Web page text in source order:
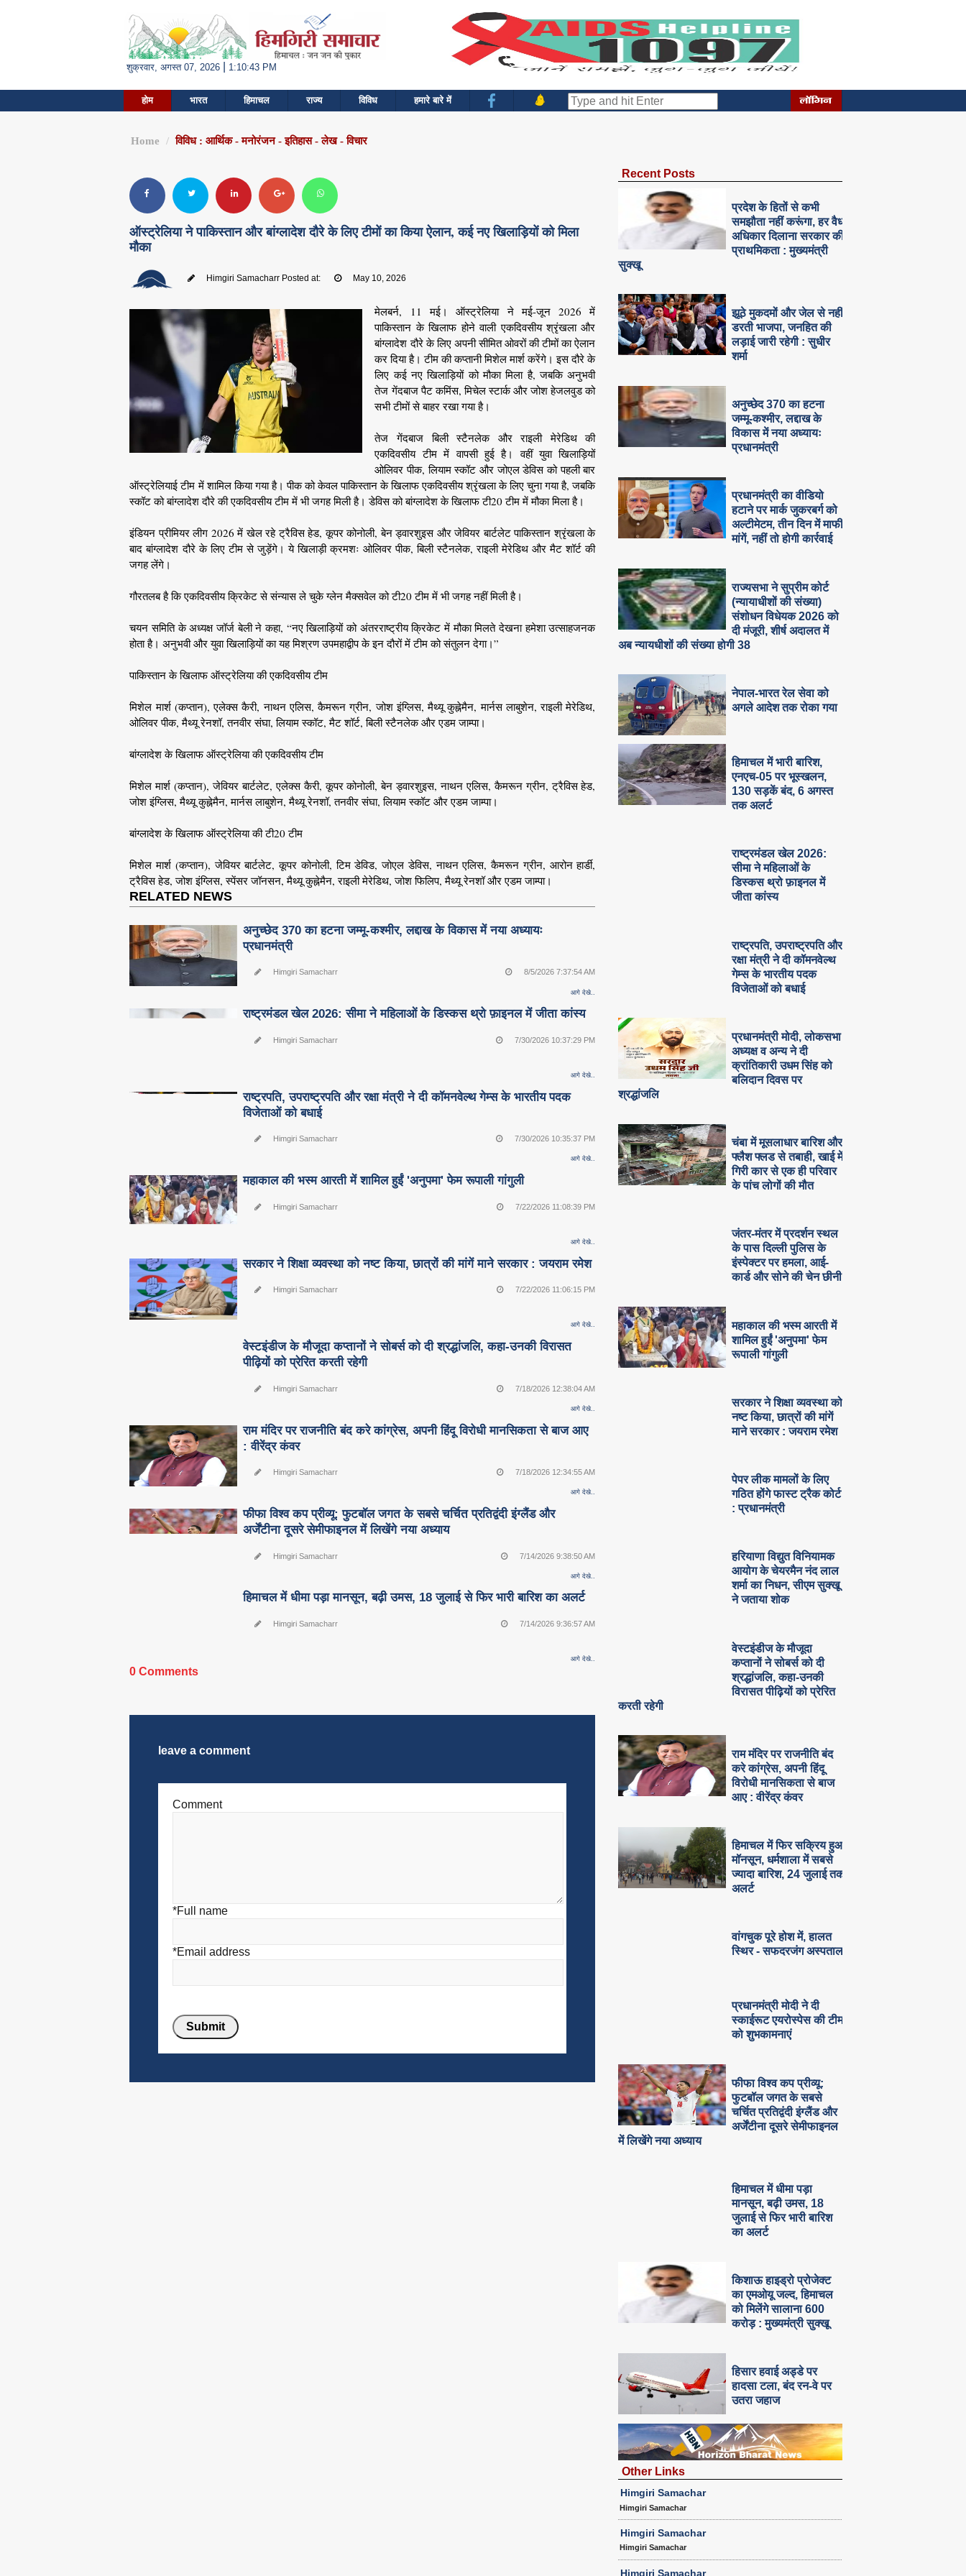
शुक्रवार, अगस्त 07, 2026 1:10:43 PM
होम भारत हिमाचल राज्य विविध हमारे बारे में
Home विविध : आर्थिक - मनोरंजन - इतिहास - लेख - विचार
ऑस्ट्रेलिया ने पाकिस्तान और बांग्लादेश दौरे के लिए टीमों का किया ऐलान, कई नए खिलाड़ियों को मिला
मौका
Himgiri Samacharr Posted at: May 10, 2026
मेलबर्न, 11 मई। ऑस्ट्रेलिया ने मई-जून 2026 में
पाकिस्तान के खिलाफ होने वाली एकदिवसीय श्रृंखला और
बांग्लादेश दौरे के लिए अपनी सीमित ओवरों की टीमों का ऐलान
कर दिया है। टीम की कप्तानी मिशेल मार्श करेंगे। इस दौरे के
लिए कई नए खिलाड़ियों को मौका मिला है, जबकि अनुभवी
तेज गेंदबाज पैट कमिंस, मिचेल स्टार्क और जोश हेजलवुड को
सभी टीमों से बाहर रखा गया है।
तेज गेंदबाज बिली स्टैनलेक और राइली मेरेडिथ की
एकदिवसीय टीम में वापसी हुई है। वहीं युवा खिलाड़ियों
ओलिवर पीक, लियाम स्कॉट और जोएल डेविस को पहली बार
ऑस्ट्रेलियाई टीम में शामिल किया गया है। पीक को केवल पाकिस्तान के खिलाफ एकदिवसीय श्रृंखला के लिए चुना गया है, जबकि
स्कॉट को बांग्लादेश दौरे की एकदिवसीय टीम में भी जगह मिली है। डेविस को बांग्लादेश के खिलाफ टी20 टीम में मौका मिला है।
इंडियन प्रीमियर लीग 2026 में खेल रहे ट्रैविस हेड, कूपर कोनोली, बेन ड्वारशुइस और जेवियर बार्टलेट पाकिस्तान श्रृंखला के
बाद बांग्लादेश दौरे के लिए टीम से जुड़ेंगे। ये खिलाड़ी क्रमशः ओलिवर पीक, बिली स्टैनलेक, राइली मेरेडिथ और मैट शॉर्ट की
जगह लेंगे।
गौरतलब है कि एकदिवसीय क्रिकेट से संन्यास ले चुके ग्लेन मैक्सवेल को टी20 टीम में भी जगह नहीं मिली है।
चयन समिति के अध्यक्ष जॉर्ज बेली ने कहा, “नए खिलाड़ियों को अंतरराष्ट्रीय क्रिकेट में मौका मिलते देखना हमेशा उत्साहजनक
होता है। अनुभवी और युवा खिलाड़ियों का यह मिश्रण उपमहाद्वीप के इन दौरों में टीम को संतुलन देगा।”
पाकिस्तान के खिलाफ ऑस्ट्रेलिया की एकदिवसीय टीम
मिशेल मार्श (कप्तान), एलेक्स कैरी, नाथन एलिस, कैमरून ग्रीन, जोश इंग्लिस, मैथ्यू कुह्नेमैन, मार्नस लाबुशेन, राइली मेरेडिथ,
ओलिवर पीक, मैथ्यू रेनशॉ, तनवीर संघा, लियाम स्कॉट, मैट शॉर्ट, बिली स्टैनलेक और एडम जाम्पा।
बांग्लादेश के खिलाफ ऑस्ट्रेलिया की एकदिवसीय टीम
मिशेल मार्श (कप्तान), जेवियर बार्टलेट, एलेक्स कैरी, कूपर कोनोली, बेन ड्वारशुइस, नाथन एलिस, कैमरून ग्रीन, ट्रैविस हेड,
जोश इंग्लिस, मैथ्यू कुह्नेमैन, मार्नस लाबुशेन, मैथ्यू रेनशॉ, तनवीर संघा, लियाम स्कॉट और एडम जाम्पा।
बांग्लादेश के खिलाफ ऑस्ट्रेलिया की टी20 टीम
मिशेल मार्श (कप्तान), जेवियर बार्टलेट, कूपर कोनोली, टिम डेविड, जोएल डेविस, नाथन एलिस, कैमरून ग्रीन, आरोन हार्डी,
ट्रैविस हेड, जोश इंग्लिस, स्पेंसर जॉनसन, मैथ्यू कुह्नेमैन, राइली मेरेडिथ, जोश फिलिप, मैथ्यू रेनशॉ और एडम जाम्पा।
RELATED NEWS
अनुच्छेद 370 का हटना जम्मू-कश्मीर, लद्दाख के विकास में नया अध्यायः
प्रधानमंत्री
Himgiri Samacharr 8/5/2026 7:37:54 AM
आगे देखे..
राष्ट्रमंडल खेल 2026: सीमा ने महिलाओं के डिस्कस थ्रो फ़ाइनल में जीता कांस्य
Himgiri Samacharr 7/30/2026 10:37:29 PM
आगे देखे..
राष्ट्रपति, उपराष्ट्रपति और रक्षा मंत्री ने दी कॉमनवेल्थ गेम्स के भारतीय पदक
विजेताओं को बधाई
Himgiri Samacharr 7/30/2026 10:35:37 PM
आगे देखे..
महाकाल की भस्म आरती में शामिल हुईं 'अनुपमा' फेम रूपाली गांगुली
Himgiri Samacharr 7/22/2026 11:08:39 PM
आगे देखे..
सरकार ने शिक्षा व्यवस्था को नष्ट किया, छात्रों की मांगें माने सरकार : जयराम रमेश
Himgiri Samacharr 7/22/2026 11:06:15 PM
आगे देखे..
वेस्टइंडीज के मौजूदा कप्तानों ने सोबर्स को दी श्रद्धांजलि, कहा-उनकी विरासत
पीढ़ियों को प्रेरित करती रहेगी
Himgiri Samacharr 7/18/2026 12:38:04 AM
आगे देखे..
राम मंदिर पर राजनीति बंद करे कांग्रेस, अपनी हिंदू विरोधी मानसिकता से बाज आए
: वीरेंद्र कंवर
Himgiri Samacharr 7/18/2026 12:34:55 AM
आगे देखे..
फीफा विश्व कप प्रीव्यू: फुटबॉल जगत के सबसे चर्चित प्रतिद्वंदी इंग्लैंड और
अर्जेंटीना दूसरे सेमीफाइनल में लिखेंगे नया अध्याय
Himgiri Samacharr 7/14/2026 9:38:50 AM
आगे देखे..
हिमाचल में धीमा पड़ा मानसून, बढ़ी उमस, 18 जुलाई से फिर भारी बारिश का अलर्ट
Himgiri Samacharr 7/14/2026 9:36:57 AM
आगे देखे..
0 Comments
leave a comment
Comment
*Full name
*Email address
Recent Posts
प्रदेश के हितों से कभी
समझौता नहीं करूंगा, हर वैध
अधिकार दिलाना सरकार की
प्राथमिकता : मुख्यमंत्री
सुक्खू
झूठे मुकदमों और जेल से नहीं
डरती भाजपा, जनहित की
लड़ाई जारी रहेगी : सुधीर
शर्मा
अनुच्छेद 370 का हटना
जम्मू-कश्मीर, लद्दाख के
विकास में नया अध्यायः
प्रधानमंत्री
प्रधानमंत्री का वीडियो
हटाने पर मार्क जुकरबर्ग को
अल्टीमेटम, तीन दिन में माफी
मांगें, नहीं तो होगी कार्रवाई
राज्यसभा ने सुप्रीम कोर्ट
(न्यायाधीशों की संख्या)
संशोधन विधेयक 2026 को
दी मंजूरी, शीर्ष अदालत में
अब न्यायधीशों की संख्या होगी 38
नेपाल-भारत रेल सेवा को
अगले आदेश तक रोका गया
हिमाचल में भारी बारिश,
एनएच-05 पर भूस्खलन,
130 सड़कें बंद, 6 अगस्त
तक अलर्ट
राष्ट्रमंडल खेल 2026:
सीमा ने महिलाओं के
डिस्कस थ्रो फ़ाइनल में
जीता कांस्य
राष्ट्रपति, उपराष्ट्रपति और
रक्षा मंत्री ने दी कॉमनवेल्थ
गेम्स के भारतीय पदक
विजेताओं को बधाई
प्रधानमंत्री मोदी, लोकसभा
अध्यक्ष व अन्य ने दी
क्रांतिकारी उधम सिंह को
बलिदान दिवस पर
श्रद्धांजलि
चंबा में मूसलाधार बारिश और
फ्लैश फ्लड से तबाही, खाई में
गिरी कार से एक ही परिवार
के पांच लोगों की मौत
जंतर-मंतर में प्रदर्शन स्थल
के पास दिल्ली पुलिस के
इंस्पेक्टर पर हमला, आई-
कार्ड और सोने की चेन छीनी
महाकाल की भस्म आरती में
शामिल हुईं 'अनुपमा' फेम
रूपाली गांगुली
सरकार ने शिक्षा व्यवस्था को
नष्ट किया, छात्रों की मांगें
माने सरकार : जयराम रमेश
पेपर लीक मामलों के लिए
गठित होंगे फास्ट ट्रैक कोर्ट
: प्रधानमंत्री
हरियाणा विद्युत विनियामक
आयोग के चेयरमैन नंद लाल
शर्मा का निधन, सीएम सुक्‍खू
ने जताया शोक
वेस्टइंडीज के मौजूदा
कप्तानों ने सोबर्स को दी
श्रद्धांजलि, कहा-उनकी
विरासत पीढ़ियों को प्रेरित
करती रहेगी
राम मंदिर पर राजनीति बंद
करे कांग्रेस, अपनी हिंदू
विरोधी मानसिकता से बाज
आए : वीरेंद्र कंवर
हिमाचल में फिर सक्रिय हुआ
मॉनसून, धर्मशाला में सबसे
ज्यादा बारिश, 24 जुलाई तक
अलर्ट
वांगचुक पूरे होश में, हालत
स्थिर - सफदरजंग अस्पताल
प्रधानमंत्री मोदी ने दी
स्काईरूट एयरोस्पेस की टीम
को शुभकामनाएं
फीफा विश्व कप प्रीव्यू:
फुटबॉल जगत के सबसे
चर्चित प्रतिद्वंदी इंग्लैंड और
अर्जेंटीना दूसरे सेमीफाइनल
में लिखेंगे नया अध्याय
हिमाचल में धीमा पड़ा
मानसून, बढ़ी उमस, 18
जुलाई से फिर भारी बारिश
का अलर्ट
किशाऊ हाइड्रो प्रोजेक्ट
का एमओयू जल्द, हिमाचल
को मिलेंगे सालाना 600
करोड़ : मुख्यमंत्री सुक्खू
हिसार हवाई अड्डे पर
हादसा टला, बंद रन-वे पर
उतरा जहाज
Other Links
Himgiri Samachar
Himgiri Samachar
Himgiri Samachar
Himgiri Samachar
Himgiri Samachar